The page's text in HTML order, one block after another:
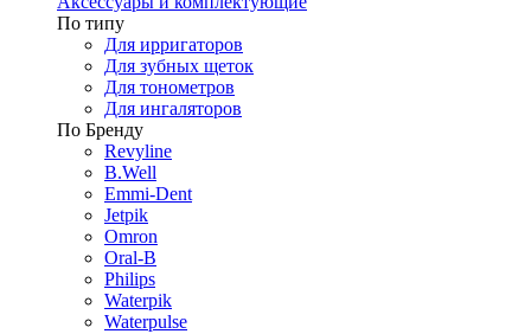
По типу
Для ирригаторов
Для зубных щеток
Для тонометров
Для ингаляторов
По Бренду
Revyline
B.Well
Emmi-Dent
Jetpik
Omron
Oral-B
Philips
Waterpik
Waterpulse